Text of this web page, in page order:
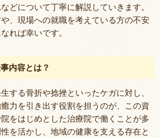
どについて丁寧に解説していきます。
、現場への就職を考えている方の不安
れば幸いです。
内容とは？
する骨折や捻挫といったケガに対し、
力を引き出す役割を担うのが、この資
をはじめとした治療院で働くことが多
を活かし、地域の健康を支える存在と